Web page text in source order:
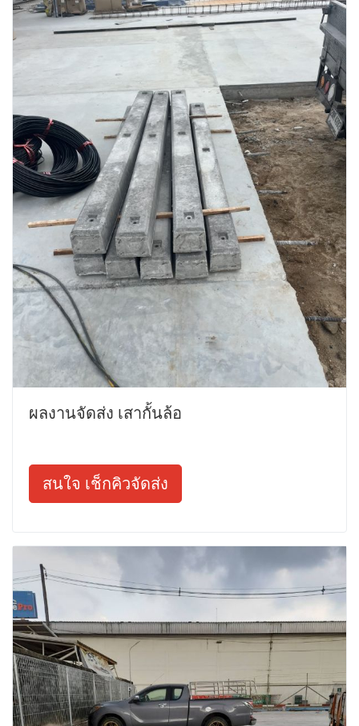
ผลงานจัดส่ง เสากั้นล้อ
สนใจ เช็กคิวจัดส่ง